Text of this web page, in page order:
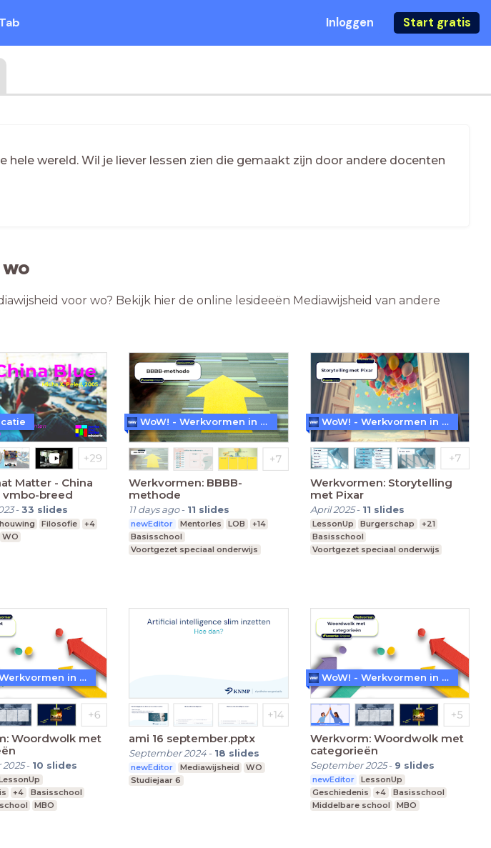
Inloggen Start gratis
hele wereld. Wil je liever lessen zien die gemaakt zijn door andere docenten
voor wo? Bekijk hier de online lesideeën Mediawijsheid van andere
Matter - China
vmbo-breed
-33 slides
Filosofie
+4
WO
Werkvormen: BBBB-
methode
11 days ago- 11 slides
newEditor Mentorles LOB
+14
Basisschool
Voortgezet speciaal onderwijs
WoW! - Werkvormen in LessonUp
Werkvormen: Storytelling
met Pixar
April 2025- 11 slides
LessonUp Burgerschap
+21
Basisschool
Voortgezet speciaal onderwijs
WoW! - Werkvormen in LessonUp
Woordwolk met
- 10 slides
+4
Basisschool
MBO
WoW! - Werkvormen in LessonUp
ami 16 september.pptx
September 2024- 18 slides
newEditor Mediawijsheid
WO
Studiejaar 6
Werkvorm: Woordwolk met
categorieën
September 2025- 9 slides
newEditor
LessonUp
Geschiedenis
+4
Basisschool
Middelbare school
MBO
WoW! - Werkvormen in LessonUp